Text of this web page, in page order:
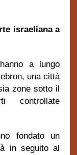
israeliana a
a lungo
una città
zone sotto il
controllate
fondato un
in seguito al